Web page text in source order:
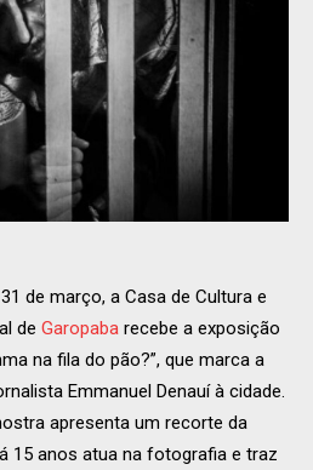
de março, a Casa de Cultura e
de Garopaba recebe a exposição
na fila do pão?”, que marca a
Emmanuel Denauí à cidade.
apresenta um recorte da
15 anos atua na fotografia e traz